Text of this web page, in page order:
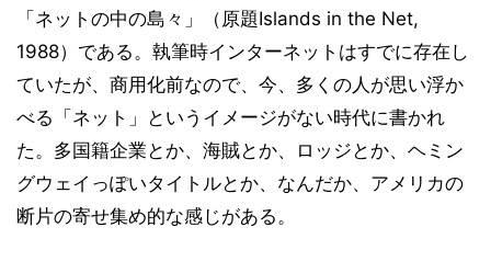
「ネットの中の島々」（原題Islands in the Net,
1988）である。執筆時インターネットはすでに存在し
ていたが、商用化前なので、今、多くの人が思い浮か
べる「ネット」というイメージがない時代に書かれ
た。多国籍企業とか、海賊とか、ロッジとか、ヘミン
グウェイっぽいタイトルとか、なんだか、アメリカの
断片の寄せ集め的な感じがある。